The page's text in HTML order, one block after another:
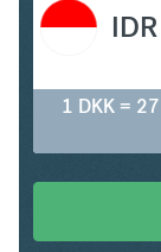
IDR
1 DKK =